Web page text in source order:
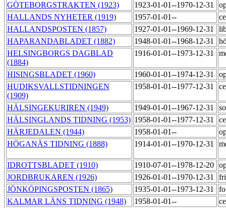
GÖTEBORGSTRAKTEN (1923)
1923-01-01--1970-12-31
HALLANDS NYHETER (1919)
1957-01-01--
HALLANDSPOSTEN (1857)
1927-01-01--1969-12-31
HAPARANDABLADET (1882)
1948-01-01--1968-12-31
HELSINGBORGS DAGBLAD
(1884)
1916-01-01--1973-12-31
HISINGSBLADET (1960) 1960-01-01--1974-12-31
HUDIKSVALLSTIDNINGEN
(1909)
1958-01-01--1977-12-31
HÄLSINGEKURIREN (1949) 1949-01-01--1967-12-31
HÄLSINGLANDS TIDNING (1953) 1958-01-01--1977-12-31
HÄRJEDALEN (1944)
1958-01-01--
HÖGANÄS TIDNING (1888)
1914-01-01--1970-12-31
IDROTTSBLADET (1910) 1910-07-01--1978-12-20
JORDBRUKAREN (1926)
1926-01-01--1970-12-31
JÖNKÖPINGSPOSTEN (1865)
1935-01-01--1973-12-31
KALMAR LÄNS TIDNING (1948)
1958-01-01--